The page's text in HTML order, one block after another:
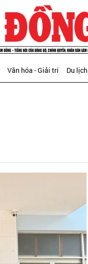
Văn hóa - Giải trí Du lịch